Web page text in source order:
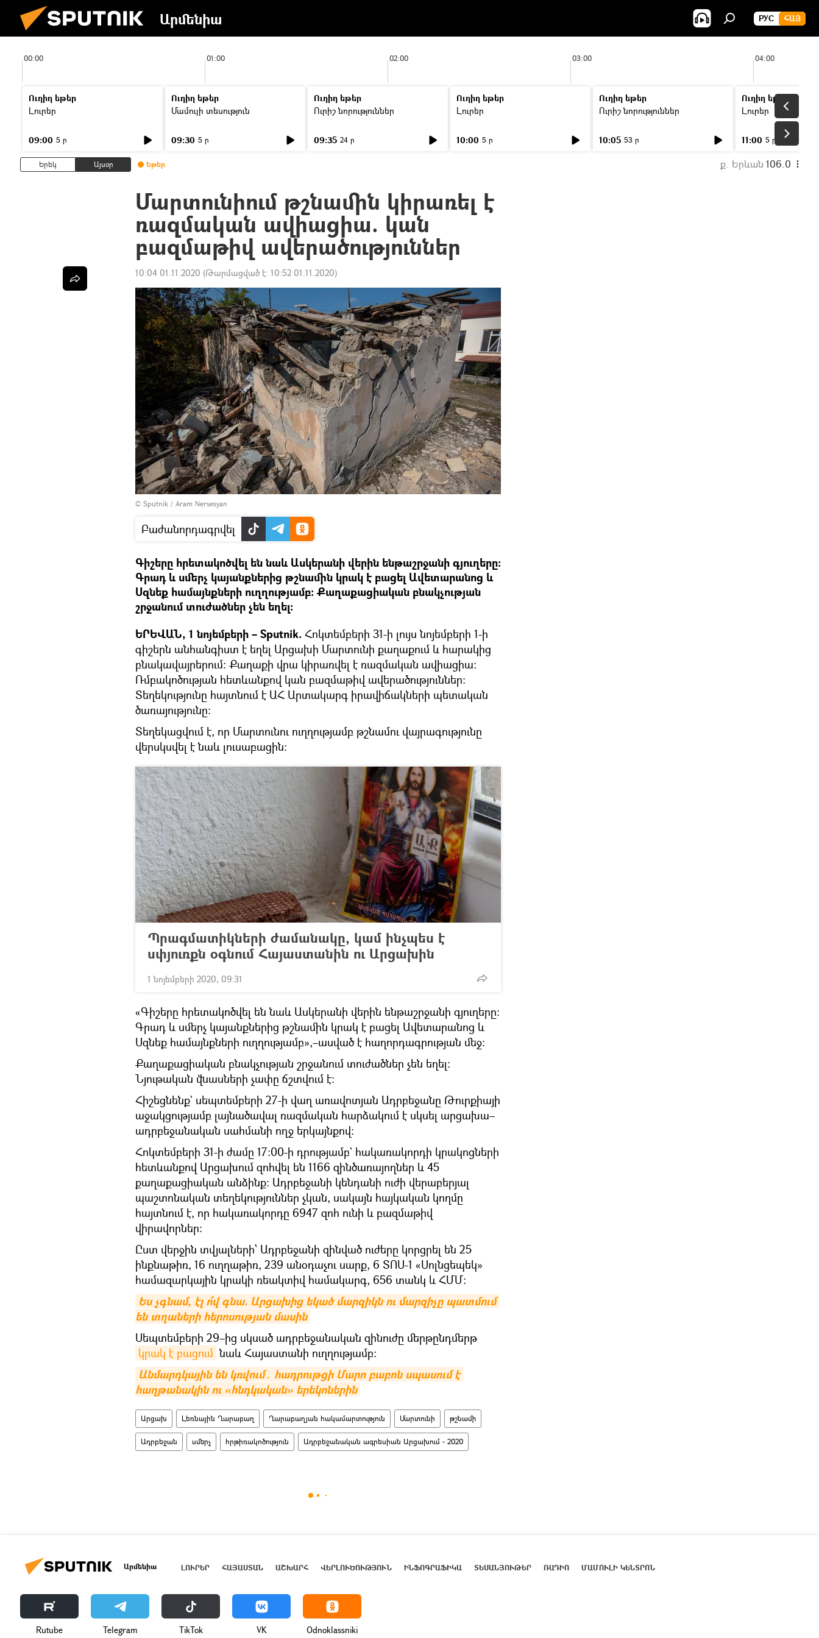
Արմենիա РУС ՀԱՅ
00:00 01:00 02:00 03:00 04:00
Ուղիղ եթեր
Լուրեր
09:00 5 ր
Ուղիղ եթեր
Մամուլի տեսություն
09:30 5 ր
Ուղիղ եթեր
Ուրիշ նորություններ
09:35 24 ր
Ուղիղ եթեր
Լուրեր
10:00 5 ր
Ուղիղ եթեր
Ուրիշ նորություններ
10:05 53 ր
Ուղիղ եթեր
Լուրեր
11:00 5 ր
Երեկ Այսօր Եթեր ք. Երևան 106.0
Մարտունիում թշնամին կիրառել է
ռազմական ավիացիա. կան
բազմաթիվ ավերածություններ
10:04 01.11.2020 (Թարմացված է: 10:52 01.11.2020)
© Sputnik / Aram Nersesyan
Բաժանորդագրվել
Գիշերը հրետակոծվել են նաև Ասկերանի վերին ենթաշրջանի գյուղերը։
Գրադ և սմերչ կայանքներից թշնամին կրակ է բացել Ավետարանոց և
Սզնեք համայնքների ուղղությամբ։ Քաղաքացիական բնակչության
շրջանում տուժածներ չեն եղել։
ԵՐԵՎԱՆ, 1 նոյեմբերի – Sputnik. Հոկտեմբերի 31-ի լույս նոյեմբերի 1-ի
գիշերն անհանգիստ է եղել Արցախի Մարտունի քաղաքում և հարակից
բնակավայրերում։ Քաղաքի վրա կիրառվել է ռազմական ավիացիա։
Ռմբակոծության հետևանքով կան բազմաթիվ ավերածություններ։
Տեղեկությունը հայտնում է ԱՀ Արտակարգ իրավիճակների պետական
ծառայությունը։
Տեղեկացվում է, որ Մարտունու ուղղությամբ թշնամու վայրագությունը
վերսկսվել է նաև լուսաբացին։
Պրագմատիկների ժամանակը, կամ ինչպես է
սփյուռքն օգնում Հայաստանին ու Արցախին
1 նոյեմբերի 2020, 09:31
«Գիշերը հրետակոծվել են նաև Ասկերանի վերին ենթաշրջանի գյուղերը։
Գրադ և սմերչ կայանքներից թշնամին կրակ է բացել Ավետարանոց և
Սզնեք համայնքների ուղղությամբ»,–ասված է հաղորդագրության մեջ։
Քաղաքացիական բնակչության շրջանում տուժածներ չեն եղել։
Նյութական վնասների չափը ճշտվում է։
Հիշեցնենք` սեպտեմբերի 27-ի վաղ առավոտյան Ադրբեջանը Թուրքիայի
աջակցությամբ լայնածավալ ռազմական հարձակում է սկսել արցախա–
ադրբեջանական սահմանի ողջ երկայնքով։
Հոկտեմբերի 31-ի ժամը 17։00-ի դրությամբ` հակառակորդի կրակոցների
հետևանքով Արցախում զոհվել են 1166 զինծառայողներ և 45
քաղաքացիական անձինք։ Ադրբեջանի կենդանի ուժի վերաբերյալ
պաշտոնական տեղեկություններ չկան, սակայն հայկական կողմը
հայտնում է, որ հակառակորդը 6947 զոհ ունի և բազմաթիվ
վիրավորներ։
Ըստ վերջին տվյալների՝ Ադրբեջանի զինված ուժերը կորցրել են 25
ինքնաթիռ, 16 ուղղաթիռ, 239 անօդաչու սարք, 6 ՏՈՍ-1 «Սոլնցեպեկ»
համազարկային կրակի ռեակտիվ համակարգ, 656 տանկ և ՀՄՄ:
Ես չգնամ, էլ ո՞վ գնա. Արցախից եկած մարզիկն ու մարզիչը պատմում
են տղաների հերոսության մասին
Սեպտեմբերի 29–ից սկսած ադրբեջանական զինուժը մերթընդմերթ
կրակ է բացում նաև Հայաստանի ուղղությամբ։
Անմարդկային են կռվում․ հադրութցի Մարո բաբոն սպասում է
հաղթանակին ու «հնդկական» երեկոներին
Արցախ Լեռնային Ղարաբաղ Ղարաբաղյան հակամարտություն Մարտունի թշնամի
Ադրբեջան սմերչ հրթիռակոծություն Ադրբեջանական ագրեսիան Արցախում - 2020
Արմենիա ԼՈՒՐԵՐ ՀԱՅԱՍՏԱՆ ԱՇԽԱՐՀ ՎԵՐԼՈՒԾՈՒԹՅՈՒՆ ԻՆՖՈԳՐԱՖԻԿԱ ՏԵՍԱՆՅՈՒԹԵՐ ՌԱԴԻՈ ՄԱՄՈՒԼԻ ԿԵՆՏՐՈՆ
Rutube Telegram ТikТоk VK Odnoklassniki